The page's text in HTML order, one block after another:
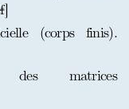
]
(corps finis).
des matrices